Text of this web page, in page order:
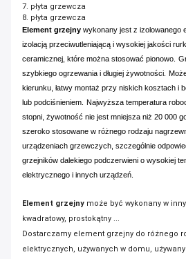
7. płyta grzewcza
8. płyta grzewcza
Element grzejny wykonany jest z izolowanego
izolacją przeciwutleniającą i wysokiej jakości
ceramicznej, które można stosować pionowo.
szybkiego ogrzewania i długiej żywotności.
kierunku, łatwy montaż przy niskich kosztach i
lub podciśnieniem. Najwyższa temperatura
stopni, żywotność nie jest mniejsza niż 20 000
szeroko stosowane w różnego rodzaju
urządzeniach grzewczych, szczególnie
grzejników dalekiego podczerwieni o wysokiej
elektrycznego i innych urządzeń.
Element grzejny może być wykonany w
kwadratowy, prostokątny ...
Dostarczamy element grzejny do różnego
elektrycznych, używanych w domu,